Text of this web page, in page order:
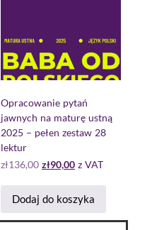
Opracowanie pytań
jawnych na maturę ustną
2025 – pełen zestaw 28
lektur
zł136,00 zł90,00 z VAT
Dodaj do koszyka